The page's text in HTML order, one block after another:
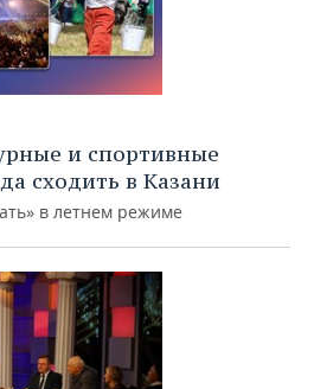
и спортивные
сходить в Казани
в летнем режиме